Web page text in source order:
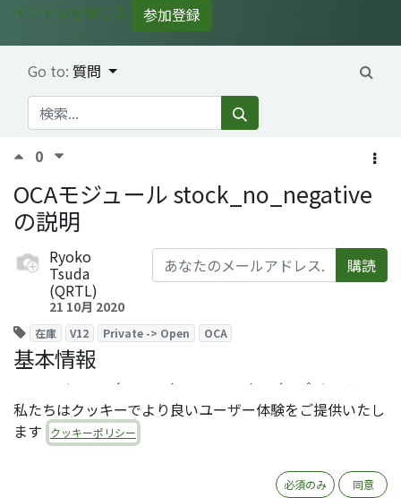
イントロを閉じる
参加登録
Go to: 質問
0
OCAモジュール stock_no_negative
の説明
Ryoko
Tsuda
(QRTL)
21 10月 2020
購読
在庫 V12 Private -> Open OCA
基本情報
モジュール名：stock_no_negative（レポジトリ：
https://github.com/OCA/stock-logistics-workflow
ライセンス：AGPLv3
私たちはクッキーでより良いユーザー体験をご提供いたし
ます
クッキーポリシー
必須のみ 同意